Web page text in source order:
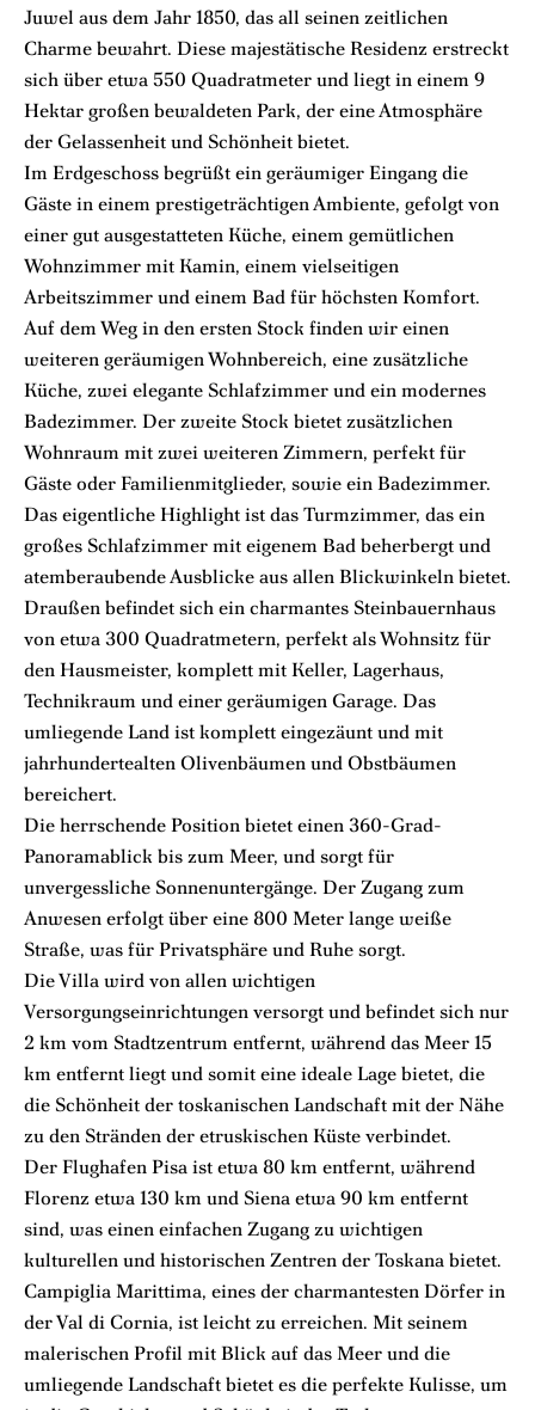
Juwel aus dem Jahr 1850, das all seinen zeitlichen
Charme bewahrt. Diese majestätische Residenz erstreckt
sich über etwa 550 Quadratmeter und liegt in einem 9
Hektar großen bewaldeten Park, der eine Atmosphäre
der Gelassenheit und Schönheit bietet.
Im Erdgeschoss begrüßt ein geräumiger Eingang die
Gäste in einem prestigeträchtigen Ambiente, gefolgt von
einer gut ausgestatteten Küche, einem gemütlichen
Wohnzimmer mit Kamin, einem vielseitigen
Arbeitszimmer und einem Bad für höchsten Komfort.
Auf dem Weg in den ersten Stock finden wir einen
weiteren geräumigen Wohnbereich, eine zusätzliche
Küche, zwei elegante Schlafzimmer und ein modernes
Badezimmer. Der zweite Stock bietet zusätzlichen
Wohnraum mit zwei weiteren Zimmern, perfekt für
Gäste oder Familienmitglieder, sowie ein Badezimmer.
Das eigentliche Highlight ist das Turmzimmer, das ein
großes Schlafzimmer mit eigenem Bad beherbergt und
atemberaubende Ausblicke aus allen Blickwinkeln bietet.
Draußen befindet sich ein charmantes Steinbauernhaus
von etwa 300 Quadratmetern, perfekt als Wohnsitz für
den Hausmeister, komplett mit Keller, Lagerhaus,
Technikraum und einer geräumigen Garage. Das
umliegende Land ist komplett eingezäunt und mit
jahrhundertealten Olivenbäumen und Obstbäumen
bereichert.
Die herrschende Position bietet einen 360-Grad-
Panoramablick bis zum Meer, und sorgt für
unvergessliche Sonnenuntergänge. Der Zugang zum
Anwesen erfolgt über eine 800 Meter lange weiße
Straße, was für Privatsphäre und Ruhe sorgt.
Die Villa wird von allen wichtigen
Versorgungseinrichtungen versorgt und befindet sich nur
2 km vom Stadtzentrum entfernt, während das Meer 15
km entfernt liegt und somit eine ideale Lage bietet, die
die Schönheit der toskanischen Landschaft mit der Nähe
zu den Stränden der etruskischen Küste verbindet.
Der Flughafen Pisa ist etwa 80 km entfernt, während
Florenz etwa 130 km und Siena etwa 90 km entfernt
sind, was einen einfachen Zugang zu wichtigen
kulturellen und historischen Zentren der Toskana bietet.
Campiglia Marittima, eines der charmantesten Dörfer in
der Val di Cornia, ist leicht zu erreichen. Mit seinem
malerischen Profil mit Blick auf das Meer und die
umliegende Landschaft bietet es die perfekte Kulisse, um